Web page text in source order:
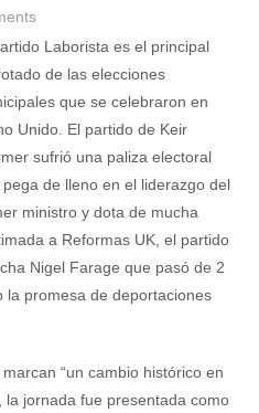
Laborista es el principal
de las elecciones
que se celebraron en
Unido. El partido de Keir
sufrió una paliza electoral
de lleno en el liderazgo del
ministro y dota de mucha
a Reformas UK, el partido
Nigel Farage que pasó de 2
la promesa de deportaciones
“un cambio histórico en
la jornada fue presentada como